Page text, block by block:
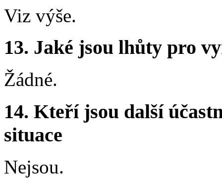
Viz výše.
13. Jaké jsou lhůty pro
Žádné.
14. Kteří jsou další
situace
Nejsou.